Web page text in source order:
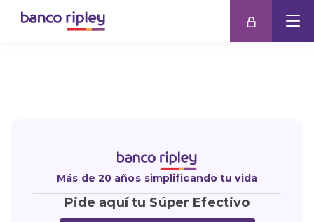
Más de 20 años simplificando tu vida
Pide aquí tu Súper Efectivo